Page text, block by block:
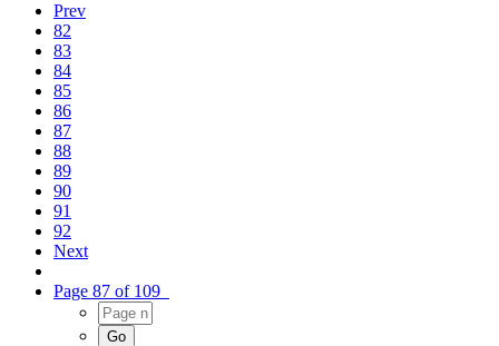
Prev
82
83
84
85
86
87
88
89
90
91
92
Next
Page 87 of 109